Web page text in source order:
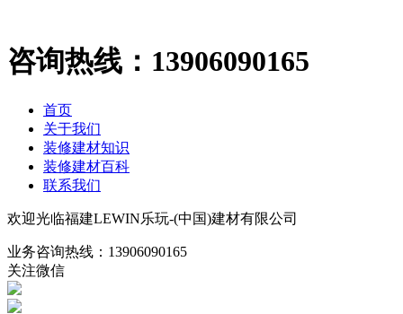
咨询热线： 13906090165
首页
关于我们
装修建材知识
装修建材百科
联系我们
欢迎光临福建LEWIN乐玩-(中国)建材有限公司
业务咨询热线： 13906090165
关注微信